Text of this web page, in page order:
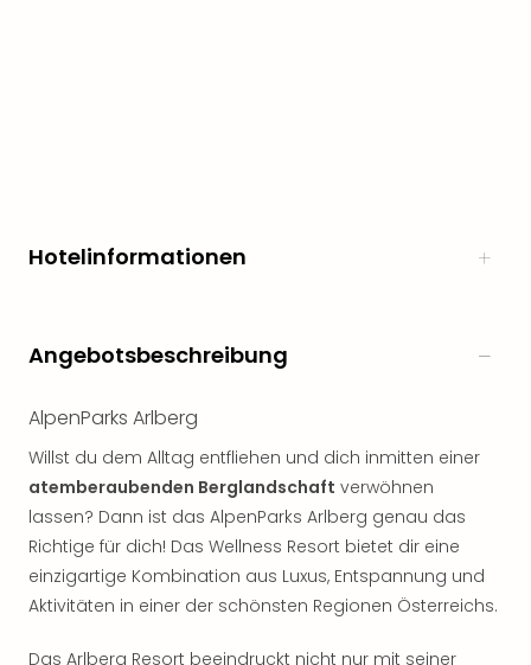
Hotelinformationen
Angebotsbeschreibung
AlpenParks Arlberg
Willst du dem Alltag entfliehen und dich inmitten einer
atemberaubenden Berglandschaft verwöhnen
lassen? Dann ist das AlpenParks Arlberg genau das
Richtige für dich! Das Wellness Resort bietet dir eine
einzigartige Kombination aus Luxus, Entspannung und
Aktivitäten in einer der schönsten Regionen Österreichs.
Das Arlberg Resort beeindruckt nicht nur mit seiner